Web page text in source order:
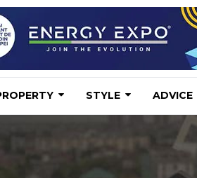
STYLE ADVICE